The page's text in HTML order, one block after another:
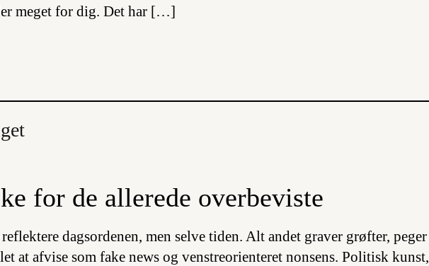
meget for dig. Det har […]
for de allerede overbeviste
dagsordenen, men selve tiden. Alt andet graver grøfter, peger
at afvise som fake news og venstreorienteret nonsens. Politisk kunst,